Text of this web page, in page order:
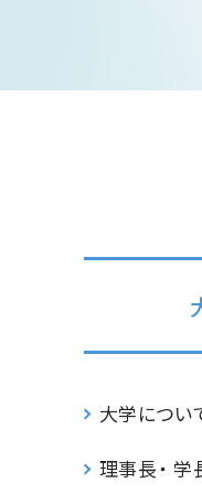
大学につい
理事長・ 学